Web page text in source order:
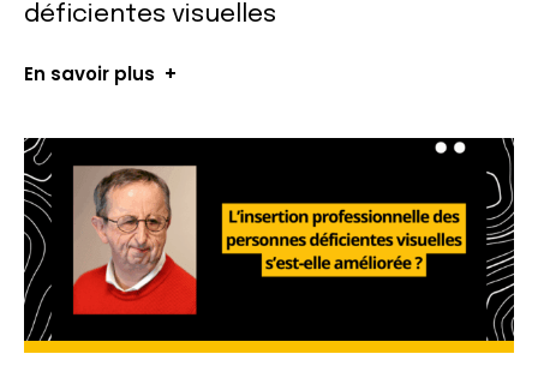
déficientes visuelles
En savoir plus